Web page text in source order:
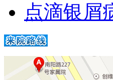
点滴银屑